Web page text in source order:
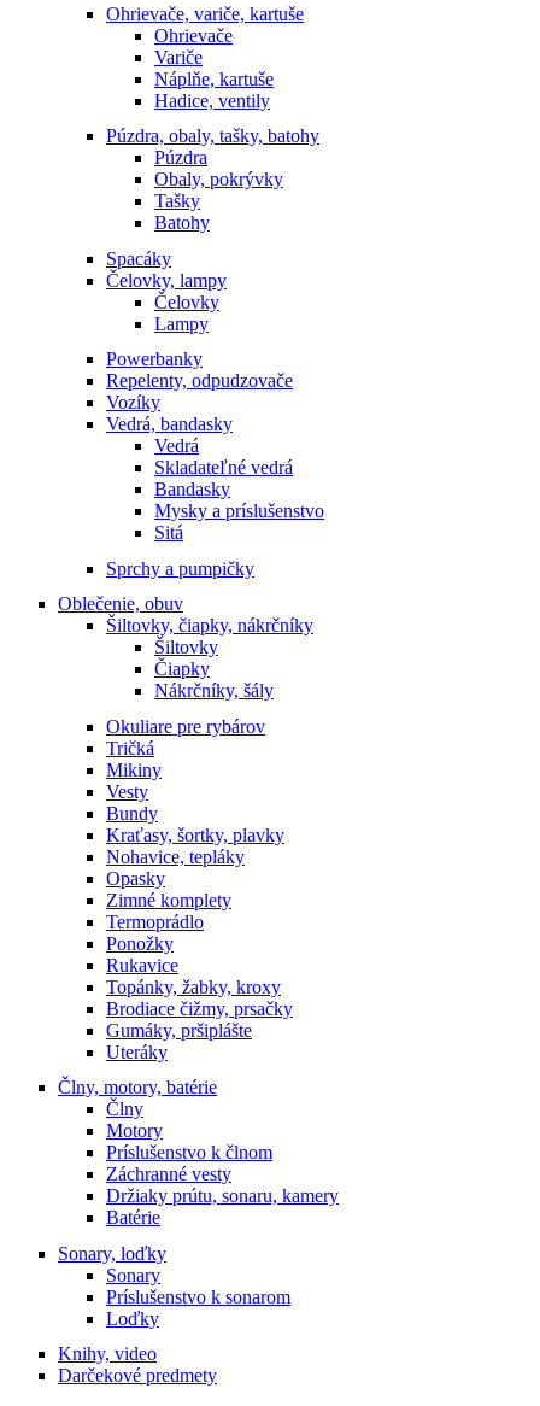
Ohrievače, variče, kartuše
Ohrievače
Variče
Náplňe, kartuše
Hadice, ventily
Púzdra, obaly, tašky, batohy
Púzdra
Obaly, pokrývky
Tašky
Batohy
Spacáky
Čelovky, lampy
Čelovky
Lampy
Powerbanky
Repelenty, odpudzovače
Vozíky
Vedrá, bandasky
Vedrá
Skladateľné vedrá
Bandasky
Mysky a príslušenstvo
Sitá
Sprchy a pumpičky
Oblečenie, obuv
Šiltovky, čiapky, nákrčníky
Šiltovky
Čiapky
Nákrčníky, šály
Okuliare pre rybárov
Tričká
Mikiny
Vesty
Bundy
Kraťasy, šortky, plavky
Nohavice, tepláky
Opasky
Zimné komplety
Termoprádlo
Ponožky
Rukavice
Topánky, žabky, kroxy
Brodiace čižmy, prsačky
Gumáky, pršiplášte
Uteráky
Člny, motory, batérie
Člny
Motory
Príslušenstvo k člnom
Záchranné vesty
Držiaky prútu, sonaru, kamery
Batérie
Sonary, loďky
Sonary
Príslušenstvo k sonarom
Loďky
Knihy, video
Darčekové predmety